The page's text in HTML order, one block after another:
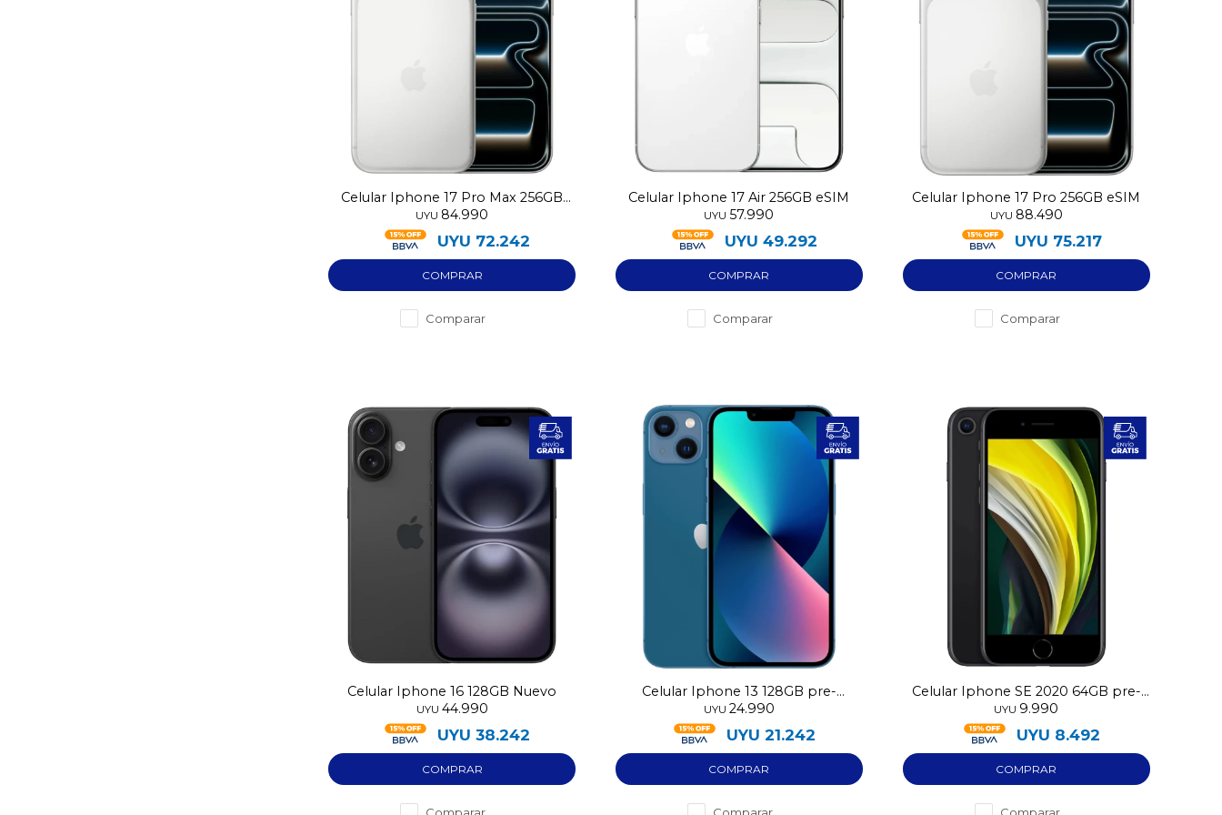
Celular Iphone 17 Pro Max 256GB
eSIM
UYU 84.990
UYU 72.242
Comparar
Celular Iphone 17 Air 256GB eSIM
UYU 57.990
UYU 49.292
Comparar
Celular Iphone 17 Pro 256GB eSIM
UYU 88.490
UYU 75.217
Comparar
Celular Iphone 16 128GB Nuevo
UYU 44.990
UYU 38.242
Comparar
Celular Iphone 13 128GB pre-
utilizado
UYU 24.990
UYU 21.242
Comparar
Celular Iphone SE 2020 64GB pre-
utilizado
UYU 9.990
UYU 8.492
Comparar